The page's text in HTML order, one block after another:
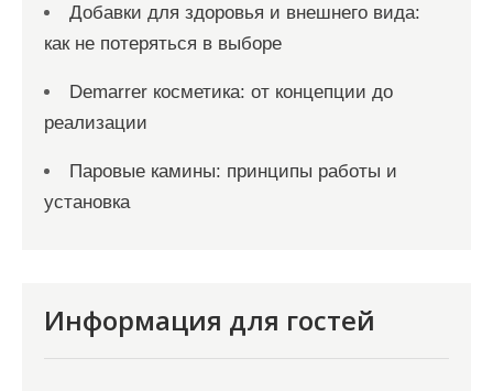
Добавки для здоровья и внешнего вида:
как не потеряться в выборе
Demarrer косметика: от концепции до
реализации
Паровые камины: принципы работы и
установка
Информация для гостей